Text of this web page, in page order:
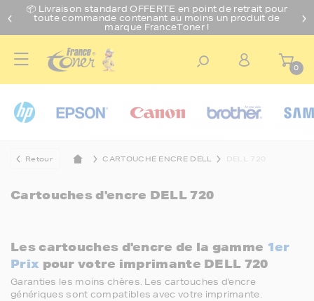
📦 Livraison standard OFFERTE en point de retrait pour
toute commande contenant au moins un produit de
marque FranceToner !
0
Retour CARTOUCHE ENCRE DELL DELL 720
Cartouches d'encre DELL 720
Les cartouches d'encre de la gamme 1er
Prix pour votre imprimante DELL 720
Garanties les moins chères. Les cartouches d'encre
génériques sont compatibles avec votre imprimante.